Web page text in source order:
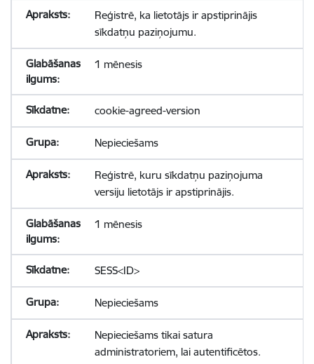
Reģistrē, ka lietotājs ir apstiprinājis
sīkdatņu paziņojumu.
1 mēnesis
cookie-agreed-version
Nepieciešams
Reģistrē, kuru sīkdatņu paziņojuma
versiju lietotājs ir apstiprinājis.
1 mēnesis
SESS<ID>
Nepieciešams
Nepieciešams tikai satura
administratoriem, lai autentificētos.